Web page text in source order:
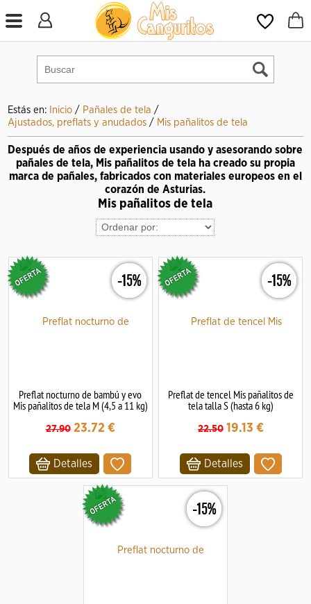
Estás en: Inicio / Pañales de tela /
Ajustados, preflats y anudados / Mis pañalitos de tela
Después de años de experiencia usando y asesorando sobre
pañales de tela, Mis pañalitos de tela ha creado su propia
marca de pañales, fabricados con materiales europeos en el
corazón de Asturias.
Mis pañalitos de tela
-15%
Preflat nocturno de bambú y evo
Mis pañalitos de tela M (4,5 a 11 kg)
27.90 23.72 €
Detalles
-15%
Preflat de tencel Mis pañalitos de
tela talla S (hasta 6 kg)
22.50 19.13 €
Detalles
-15%